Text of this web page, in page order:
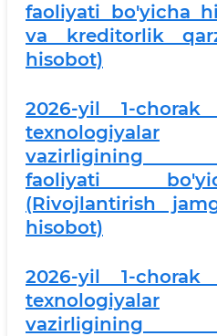
faoliyati bo'yicha
va kreditorlik
hisobot)
2026-yil 1-
texnologiyalar
vazirligining
faoliyati
(Rivojlantirish
hisobot)
2026-yil 1-
texnologiyalar
vazirligining